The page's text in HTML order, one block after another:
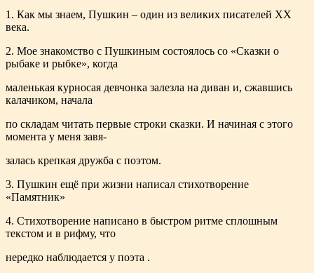
1. Как мы знаем, Пушкин – один из великих писателей XX
века.
2. Мое знакомство с Пушкиным состоялось со «Сказки о
рыбаке и рыбке», когда
маленькая курносая девчонка залезла на диван и, сжавшись
калачиком, начала
по складам читать первые строки сказки. И начиная с этого
момента у меня завя-
залась крепкая дружба с поэтом.
3. Пушкин ещё при жизни написал стихотворение
«Памятник»
4. Стихотворение написано в быстром ритме сплошным
текстом и в рифму, что
нередко наблюдается у поэта .